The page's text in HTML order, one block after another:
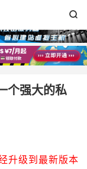

个强大的私
升级到最新版本